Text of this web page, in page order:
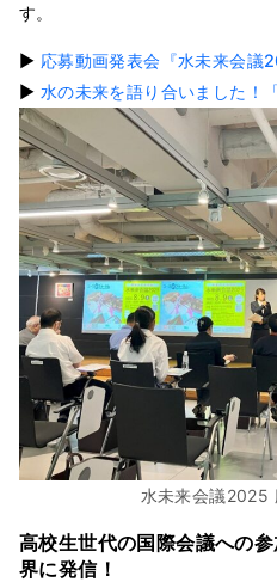
す。
▶ 応募動画発表会『水未来会議
▶ 水の未来を語り合いました！
水未来会議2025
高校生世代の国際会議への
界に発信！